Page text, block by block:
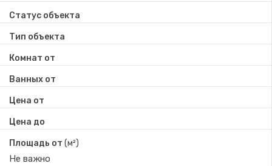
Статус объекта
Тип объекта
Комнат от
Ванных от
Цена от
Цена до
Площадь от (м²)